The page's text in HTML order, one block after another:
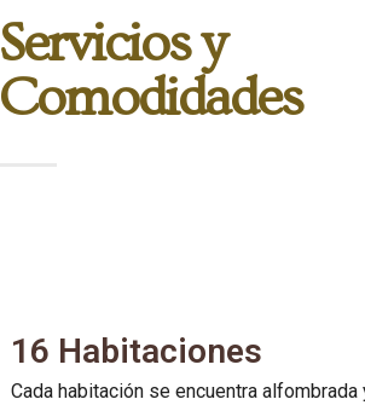
Servicios y
Comodidades
16 Habitaciones
Cada habitación se encuentra alfombrada